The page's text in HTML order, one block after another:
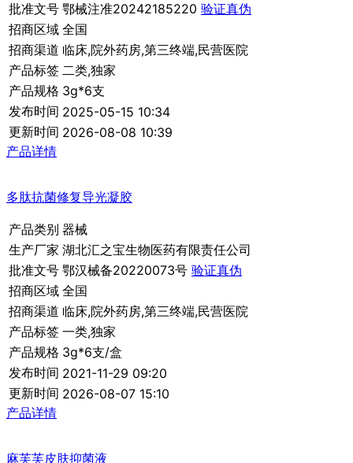
批准文号 鄂械注准20242185220 验证真伪
招商区域 全国
招商渠道 临床,院外药房,第三终端,民营医院
产品标签 二类,独家
产品规格 3g*6支
发布时间 2025-05-15 10:34
更新时间 2026-08-08 10:39
产品详情
多肽抗菌修复导光凝胶
产品类别 器械
生产厂家 湖北汇之宝生物医药有限责任公司
批准文号 鄂汉械备20220073号 验证真伪
招商区域 全国
招商渠道 临床,院外药房,第三终端,民营医院
产品标签 一类,独家
产品规格 3g*6支/盒
发布时间 2021-11-29 09:20
更新时间 2026-08-07 15:10
产品详情
麻芙芙皮肤抑菌液